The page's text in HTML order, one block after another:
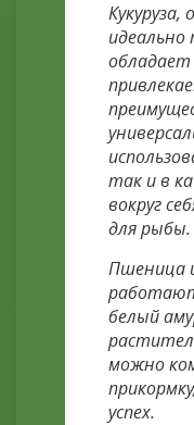
Кукуруза,
так и в
вокруг
для рыбы.
Пшеница
белый
можно
успех.